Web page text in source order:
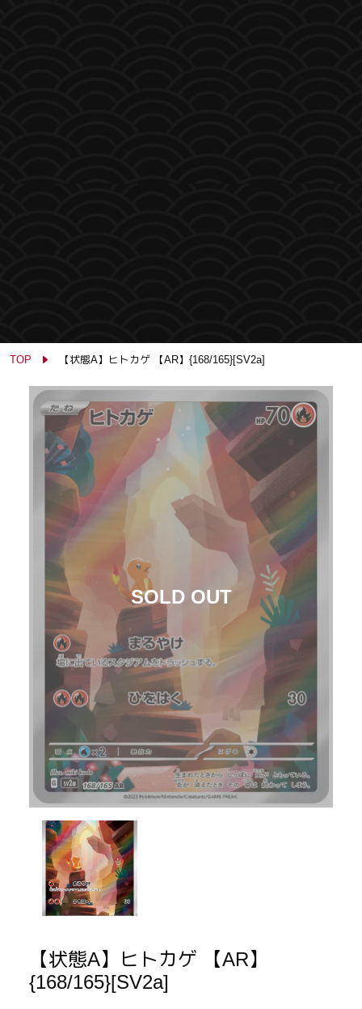
TOP 【状態A】ヒトカゲ 【AR】{168/165}[SV2a]
【状態A】ヒトカゲ 【AR】
{168/165}[SV2a]